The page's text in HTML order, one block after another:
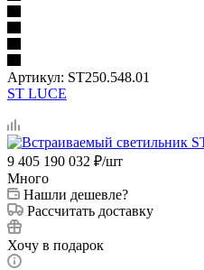
Артикул: ST250.548.01
ST LUCE
9 405 190 032 ₽/шт
Много
Нашли дешевле?
Рассчитать доставку
Хочу в подарок